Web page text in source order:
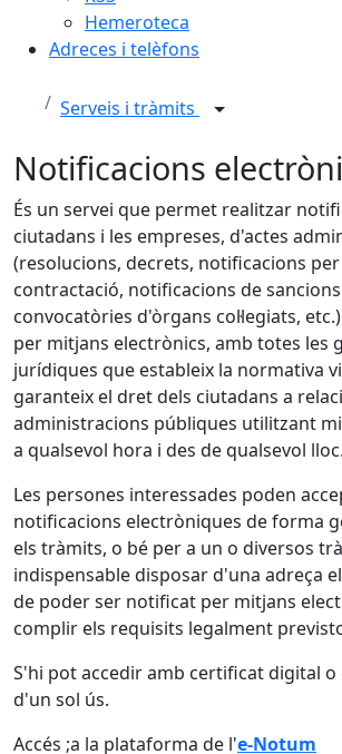
Hemeroteca
Adreces i telèfons
Serveis i tràmits
Notificacions
És un servei que permet realitzar
ciutadans i les empreses, d'actes
(resolucions, decrets, notificacions per
contractació, notificacions de
convocatòries d'òrgans col·legiats,
per mitjans electrònics, amb totes les
jurídiques que estableix la normativa
garanteix el dret dels ciutadans a
administracions públiques utilitzant
a qualsevol hora i des de qualsevol lloc.
Les persones interessades poden
notificacions electròniques de forma
els tràmits, o bé per a un o diversos
indispensable disposar d'una adreça
de poder ser notificat per mitjans
complir els requisits legalment
S'hi pot accedir amb certificat digital o
d'un sol ús.
Accés ;a la plataforma de l'e-Notum